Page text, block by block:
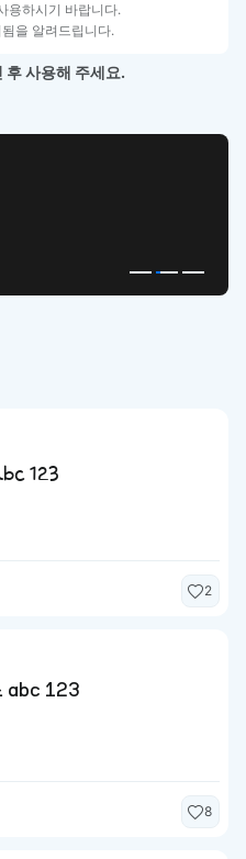
용하시기 바랍니다.
을 알려드립니다.
후 사용해 주세요.
123
2
abc 123
8